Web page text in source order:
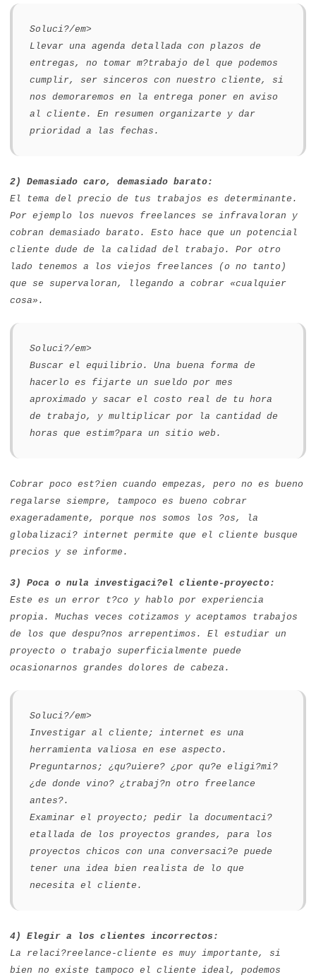
Soluci?/em>
Llevar una agenda detallada con plazos de
entregas, no tomar m?trabajo del que podemos
cumplir, ser sinceros con nuestro cliente, si
nos demoraremos en la entrega poner en aviso
al cliente. En resumen organizarte y dar
prioridad a las fechas.
2) Demasiado caro, demasiado barato:
El tema del precio de tus trabajos es determinante.
Por ejemplo los nuevos freelances se infravaloran y
cobran demasiado barato. Esto hace que un potencial
cliente dude de la calidad del trabajo. Por otro
lado tenemos a los viejos freelances (o no tanto)
que se supervaloran, llegando a cobrar «cualquier
cosa».
Soluci?/em>
Buscar el equilibrio. Una buena forma de
hacerlo es fijarte un sueldo por mes
aproximado y sacar el costo real de tu hora
de trabajo, y multiplicar por la cantidad de
horas que estim?para un sitio web.
Cobrar poco est?ien cuando empezas, pero no es bueno
regalarse siempre, tampoco es bueno cobrar
exageradamente, porque nos somos los ?os, la
globalizaci? internet permite que el cliente busque
precios y se informe.
3) Poca o nula investigaci?el cliente-proyecto:
Este es un error t?co y hablo por experiencia
propia. Muchas veces cotizamos y aceptamos trabajos
de los que despu?nos arrepentimos. El estudiar un
proyecto o trabajo superficialmente puede
ocasionarnos grandes dolores de cabeza.
Soluci?/em>
Investigar al cliente; internet es una
herramienta valiosa en ese aspecto.
Preguntarnos; ¿qu?uiere? ¿por qu?e eligi?mi?
¿de donde vino? ¿trabaj?n otro freelance
antes?.
Examinar el proyecto; pedir la documentaci?
etallada de los proyectos grandes, para los
proyectos chicos con una conversaci?e puede
tener una idea bien realista de lo que
necesita el cliente.
4) Elegir a los clientes incorrectos:
La relaci?reelance-cliente es muy importante, si
bien no existe tampoco el cliente ideal, podemos